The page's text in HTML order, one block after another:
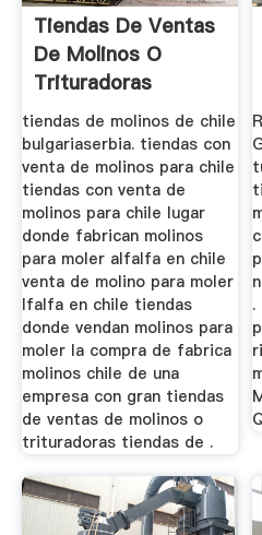
Tiendas De Ventas
De Molinos O
Trituradoras
tiendas de molinos de chile
bulgariaserbia. tiendas con
venta de molinos para chile
tiendas con venta de
molinos para chile lugar
donde fabrican molinos
para moler alfalfa en chile
venta de molino para moler
lfalfa en chile tiendas
donde vendan molinos para
moler la compra de fabrica
molinos chile de una
empresa con gran tiendas
de ventas de molinos o
trituradoras tiendas de .
.